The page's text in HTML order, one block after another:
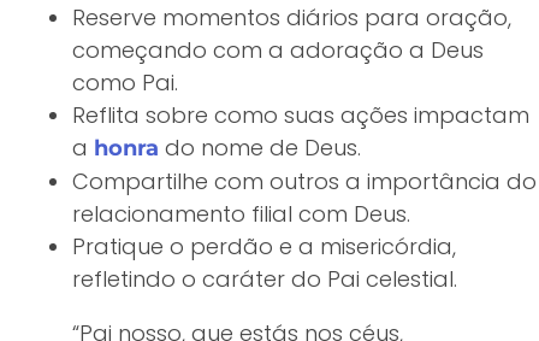
Reserve momentos diários para oração,
começando com a adoração a Deus
como Pai.
Reflita sobre como suas ações impactam
a honra do nome de Deus.
Compartilhe com outros a importância do
relacionamento filial com Deus.
Pratique o perdão e a misericórdia,
refletindo o caráter do Pai celestial.
“Pai nosso, que estás nos céus,